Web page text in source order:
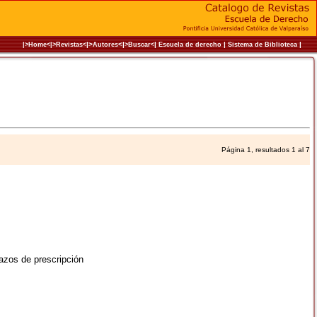
|>Home<|>Revistas<|>Autores<|>Buscar<|Escuela de derecho|Sistema de Biblioteca|
Página 1, resultados 1 al 7
de prescripción